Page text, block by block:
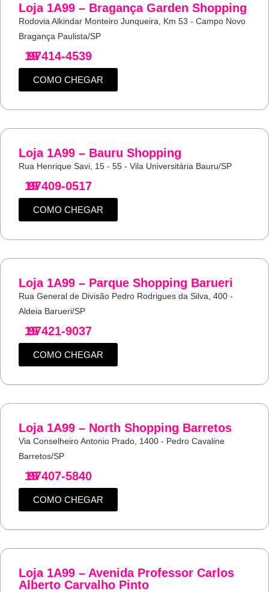
Loja 1A99 – Bragança Garden Shopping
Rodovia Alkindar Monteiro Junqueira, Km 53 - Campo Novo
Bragança Paulista/SP
19
97414-4539
COMO CHEGAR
Loja 1A99 – Bauru Shopping
Rua Henrique Savi, 15 - 55 - Vila Universitária Bauru/SP
19
97409-0517
COMO CHEGAR
Loja 1A99 – Parque Shopping Barueri
Rua General de Divisão Pedro Rodrigues da Silva, 400 -
Aldeia Barueri/SP
19
97421-9037
COMO CHEGAR
Loja 1A99 – North Shopping Barretos
Via Conselheiro Antonio Prado, 1400 - Pedro Cavaline
Barretos/SP
19
97407-5840
COMO CHEGAR
Loja 1A99 – Avenida Professor Carlos
Alberto Carvalho Pinto